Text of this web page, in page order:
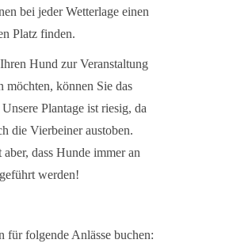
bei jeder Wetterlage einen
Platz finden.
Hund zur Veranstaltung
möchten, können Sie das
Plantage ist riesig, da
die Vierbeiner austoben.
dass Hunde immer an
werden!
für folgende Anlässe buchen: